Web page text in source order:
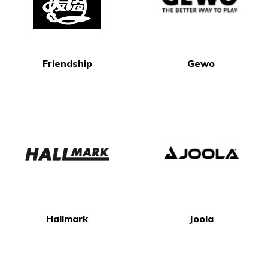
Friendship Gewo
Hallmark Joola